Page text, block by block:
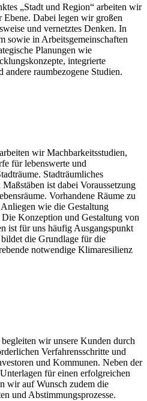
„Stadt und Region“ arbeiten wir
Ebene. Dabei legen wir großen
und vernetztes Denken. In
sowie in Arbeitsgemeinschaften
Planungen wie
integrierte
raumbezogene Studien.
wir Machbarkeitsstudien,
für lebenswerte und
Stadträumliches
ist dabei Voraussetzung
Vorhandene Räume zu
wie die Gestaltung
Konzeption und Gestaltung von
ist für uns häufig Ausgangspunkt
die Grundlage für die
notwendige Klimaresilienz
wir unsere Kunden durch
Verfahrensschritte und
und Kommunen. Neben der
für einen erfolgreichen
wir auf Wunsch zudem die
und Abstimmungsprozesse.